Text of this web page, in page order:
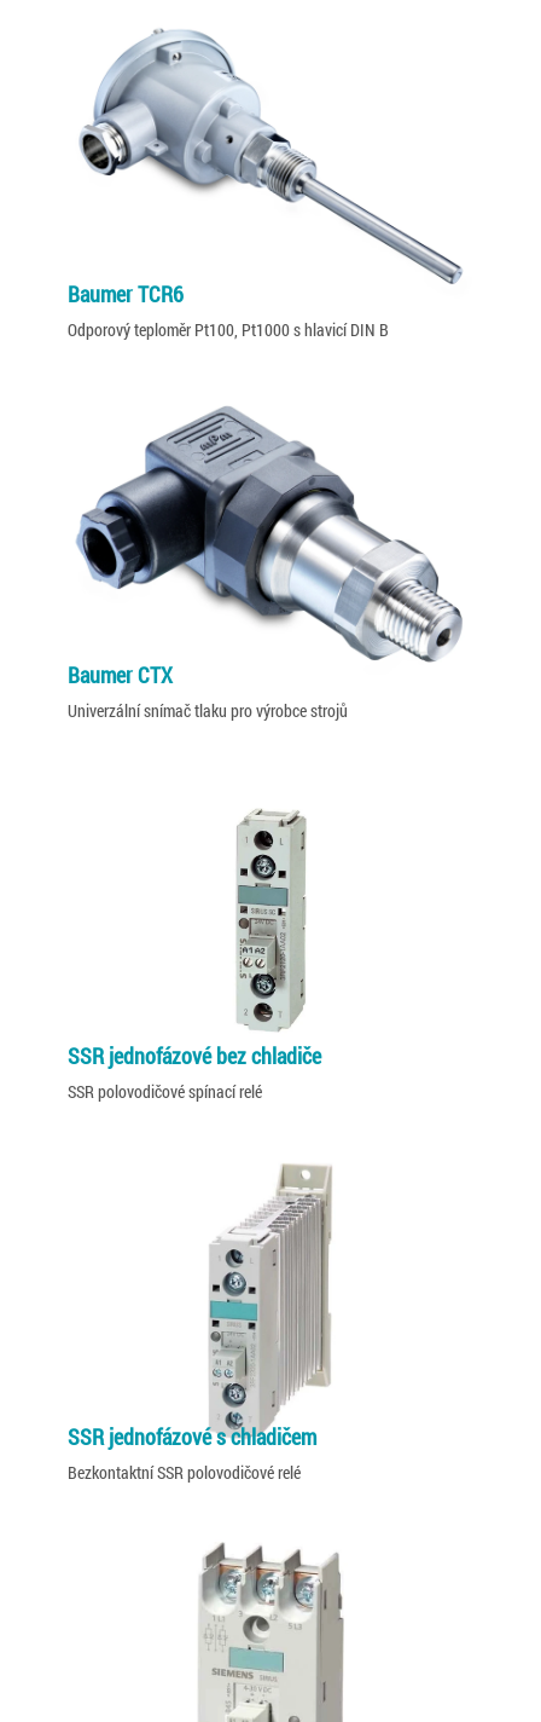
Baumer TCR6
Odporový teploměr Pt100, Pt1000 s hlavicí DIN B
Baumer CTX
Univerzální snímač tlaku pro výrobce strojů
SSR jednofázové bez chladiče
SSR polovodičové spínací relé
SSR jednofázové s chladičem
Bezkontaktní SSR polovodičové relé